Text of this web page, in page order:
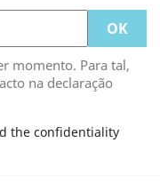
momento. Para tal,
na declaração
the confidentiality